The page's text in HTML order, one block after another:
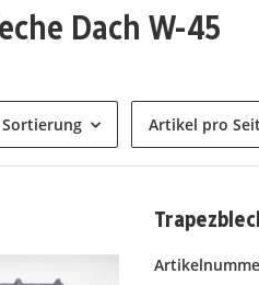
Dach W-45
Sortierung Artikel pro